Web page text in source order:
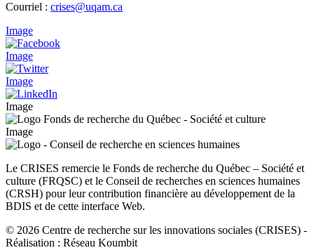
Courriel : crises@uqam.ca
Image
Image
Image
Image
Image
Le CRISES remercie le Fonds de recherche du Québec – Société et
culture (FRQSC) et le Conseil de recherches en sciences humaines
(CRSH) pour leur contribution financière au développement de la
BDIS et de cette interface Web.
© 2026 Centre de recherche sur les innovations sociales (CRISES) -
Réalisation : Réseau Koumbit